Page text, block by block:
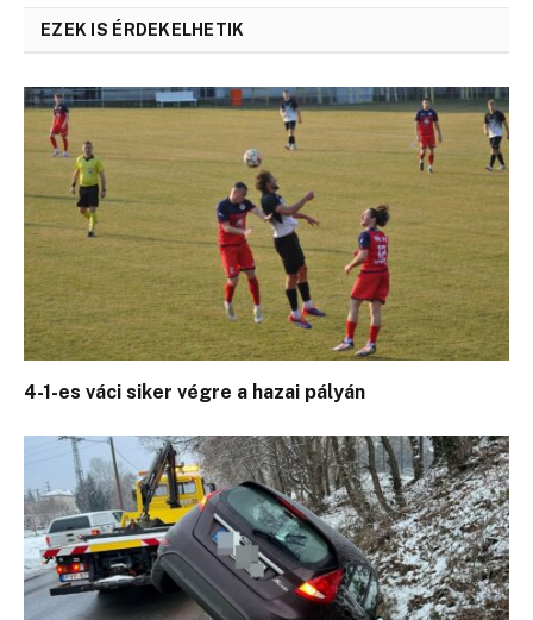
EZEK IS ÉRDEKELHETIK
4-1-es váci siker végre a hazai pályán